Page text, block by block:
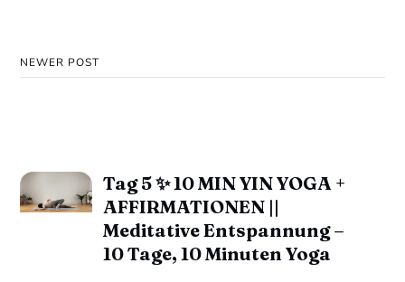
NEWER POST
Tag 5 ✨ 10 MIN YIN YOGA +
AFFIRMATIONEN ||
Meditative Entspannung –
10 Tage, 10 Minuten Yoga